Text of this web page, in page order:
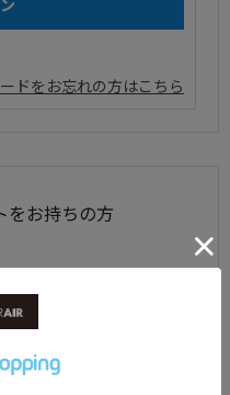
ドをお忘れの方はこちら
をお持ちの方
員登録されたお客様は、
インすることができます。